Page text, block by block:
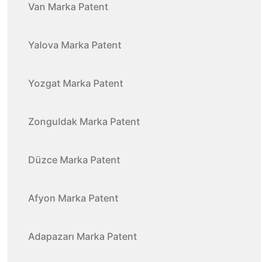
Van Marka Patent
Yalova Marka Patent
Yozgat Marka Patent
Zonguldak Marka Patent
Düzce Marka Patent
Afyon Marka Patent
Adapazarı Marka Patent